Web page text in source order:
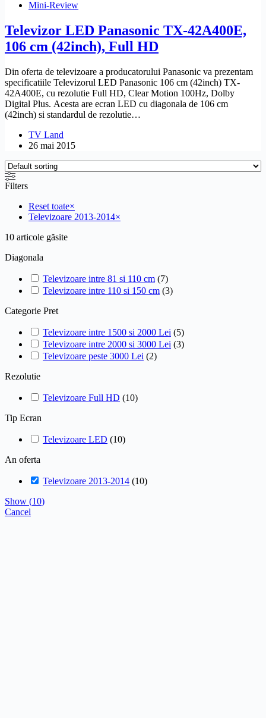
Mini-Review
Televizor LED Panasonic TX-42A400E,
106 cm (42inch), Full HD
Din oferta de televizoare a producatorului Panasonic va prezentam
specificatiile Televizorul LED Panasonic 106 cm (42inch) TX-
42A400E, cu rezolutie Full HD, Clear Motion 100Hz, Dolby
Digital Plus. Acesta are ecran LED cu diagonala de 106 cm
(42inch) si standardul de rezolutie…
TV Land
26 mai 2015
Filters
Reset toate×
Televizoare 2013-2014×
10 articole găsite
Diagonala
Televizoare intre 81 si 110 cm (7)
Televizoare intre 110 si 150 cm (3)
Categorie Pret
Televizoare intre 1500 si 2000 Lei (5)
Televizoare intre 2000 si 3000 Lei (3)
Televizoare peste 3000 Lei (2)
Rezolutie
Televizoare Full HD (10)
Tip Ecran
Televizoare LED (10)
An oferta
Televizoare 2013-2014 (10)
Show (10)
Cancel